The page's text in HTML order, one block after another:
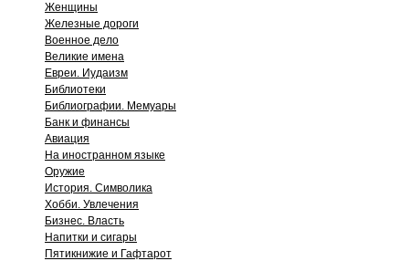
Женщины
Железные дороги
Военное дело
Великие имена
Евреи. Иудаизм
Библиотеки
Библиографии. Мемуары
Банк и финансы
Авиация
На иностранном языке
Оружие
История. Символика
Хобби. Увлечения
Бизнес. Власть
Напитки и сигары
Пятикнижие и Гафтарот